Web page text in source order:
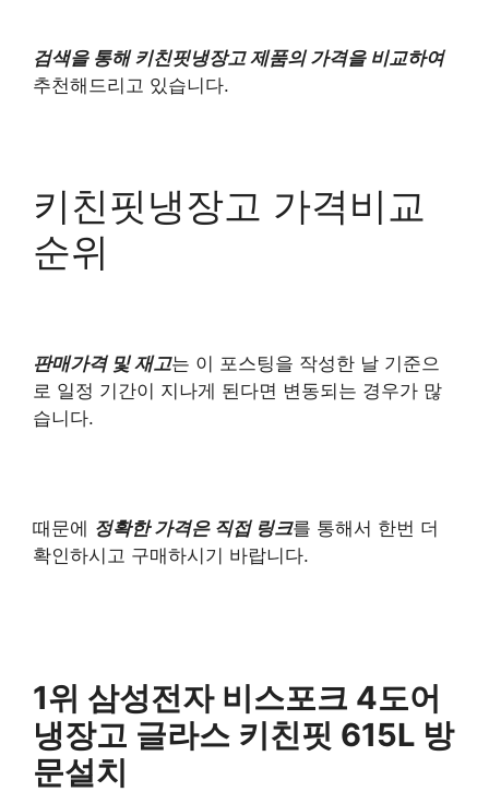
검색을 통해 키친핏냉장고 제품의 가격을 비교하여
추천해드리고 있습니다.
키친핏냉장고 가격비교
순위
판매가격 및 재고는 이 포스팅을 작성한 날 기준으
로 일정 기간이 지나게 된다면 변동되는 경우가 많
습니다.
때문에 정확한 가격은 직접 링크를 통해서 한번 더
확인하시고 구매하시기 바랍니다.
1위 삼성전자 비스포크 4도어
냉장고 글라스 키친핏 615L 방
문설치